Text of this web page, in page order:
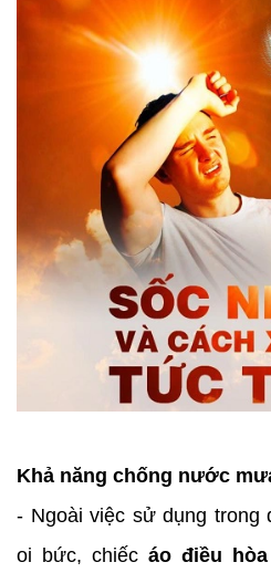
Khả năng chống nước
- Ngoài việc sử dụng trong
oi bức, chiếc áo điều